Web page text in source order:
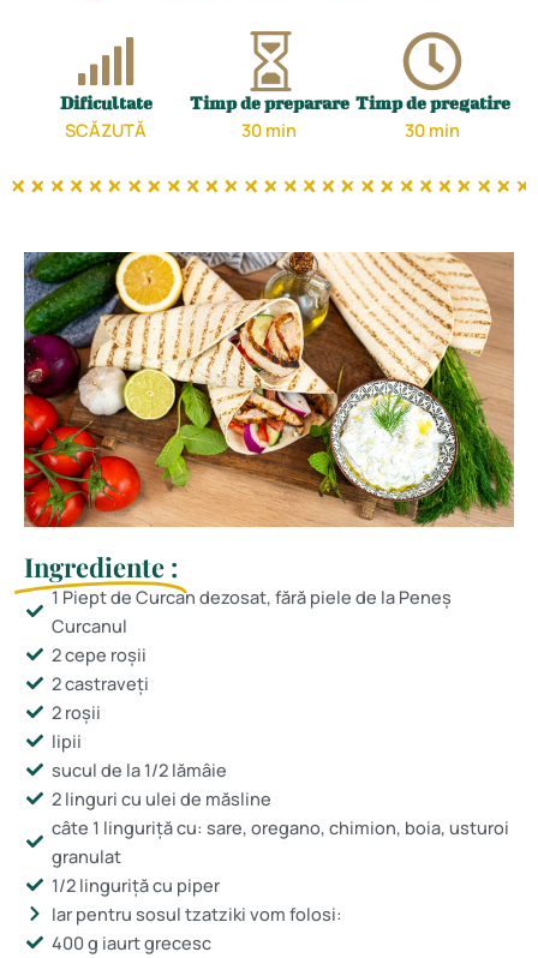
Dificultate
SCĂZUTĂ
Timp de preparare
30 min
Timp de pregatire
30 min
Ingrediente :
1 Piept de Curcan dezosat, fără piele de la Peneș
Curcanul
2 cepe roșii
2 castraveți
2 roșii
lipii
sucul de la 1/2 lămâie
2 linguri cu ulei de măsline
câte 1 linguriță cu: sare, oregano, chimion, boia, usturoi
granulat
1/2 linguriță cu piper
Iar pentru sosul tzatziki vom folosi:
400 g iaurt grecesc